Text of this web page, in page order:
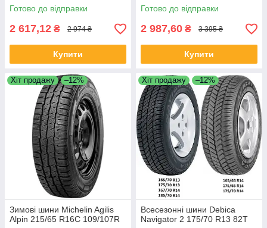
Готово до відправки
2 617,12 ₴ 2 974 ₴
Купити
Готово до відправки
2 987,60 ₴ 3 395 ₴
Купити
Хіт продажу –12%
Зимові шини Michelin Agilis
Alpin 215/65 R16C 109/107R
Хіт продажу –12%
Всесезонні шини Debica
Navigator 2 175/70 R13 82T